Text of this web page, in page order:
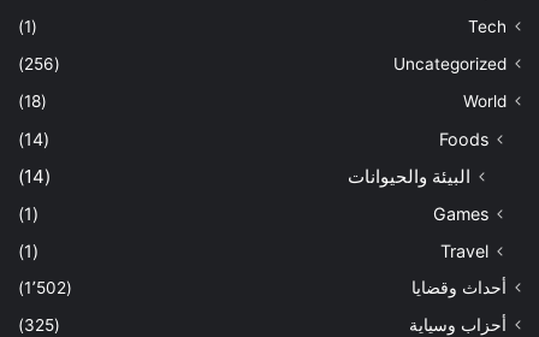
Tech
(1)
Uncategorized
(256)
World
(18)
Foods
(14)
البيئة والحيوانات (14)
Games
(1)
Travel
(1)
أحداث وقضايا
(1٬502)
أحزاب وسياية
(325)